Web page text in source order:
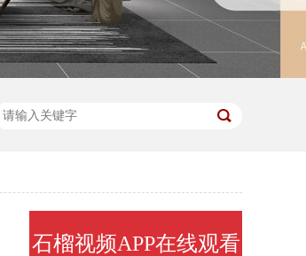
石榴视频APP在线观看